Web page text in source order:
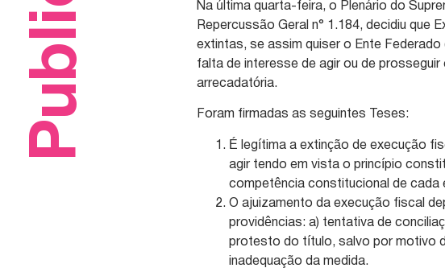
Na última quarta-feira, o Plenário do
Repercussão Geral n° 1.184, decidiu que
extintas, se assim quiser o Ente
falta de interesse de agir ou de
arrecadatória.
Foram firmadas as seguintes Teses:
É legítima a extinção de execução
agir tendo em vista o princípio
competência constitucional de cada
O ajuizamento da execução fiscal
providências: a) tentativa de
protesto do título, salvo por motivo
inadequação da medida.